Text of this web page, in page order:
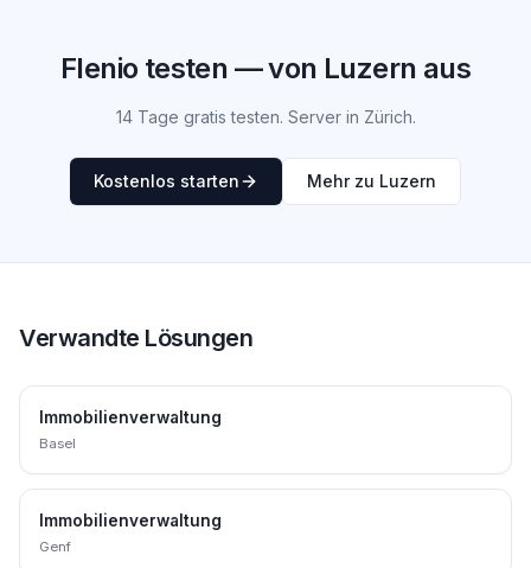
Flenio testen — von Luzern aus
14 Tage gratis testen. Server in Zürich.
Kostenlos starten Mehr zu Luzern
Verwandte Lösungen
Immobilienverwaltung
Basel
Immobilienverwaltung
Genf